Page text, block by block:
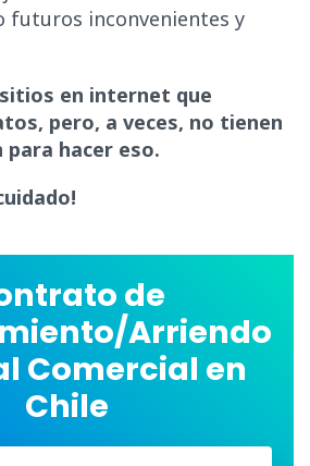
futuros inconvenientes y
en internet que
pero, a veces, no tienen
para hacer eso.
de
Arriendo
Comercial en
Chile